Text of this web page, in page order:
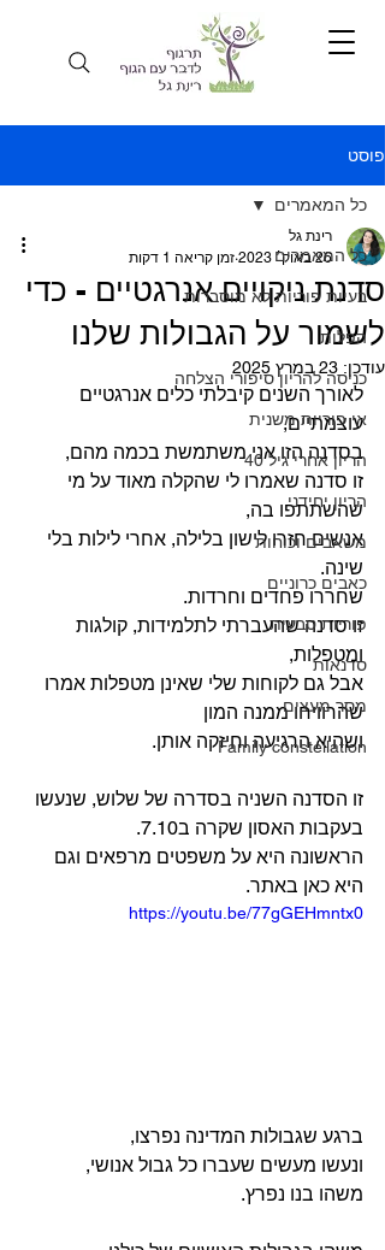
פוסט
כל המאמרים
בעיות פוריות לא מוסברות
הפלות
כניסה להריון סיפורי הצלחה
אי פוריות משנית
הריון אחרי גיל 40
הריון יחידני
משאבים וכוחות
כאבים כרוניים
פוריות טבעית
סדנאות
מסר מעצים
Family constellation
כל המאמרים
סדנת ניקויים אנרגטיים - כדי
לשמור על הגבולות שלנו
רינת גל
26 באוק׳ 2023
זמן קריאה 1 דקות
עודכן: 23 במרץ 2025
לאורך השנים קיבלתי כלים אנרגטיים
עוצמתיים,
בסדנה הזו אני משתמשת בכמה מהם,
זו סדנה שאמרו לי שהקלה מאוד על מי
שהשתתפו בה,
אנשים חזרו לישון בלילה, אחרי לילות בלי
שינה.
שחררו פחדים וחרדות.
זו סדנה שהעברתי לתלמידות, קולגות
ומטפלות,
אבל גם לקוחות שלי שאינן מטפלות אמרו
שהרוויחו ממנה המון
ושהיא הרגיעה וחיזקה אותן.
זו הסדנה השניה בסדרה של שלוש, שנעשו
בעקבות האסון שקרה ב7.10.
הראשונה היא על משפטים מרפאים וגם
היא כאן באתר.
https://youtu.be/77gGEHmntx0
ברגע שגבולות המדינה נפרצו,
ונעשו מעשים שעברו כל גבול אנושי,
משהו בנו נפרץ.